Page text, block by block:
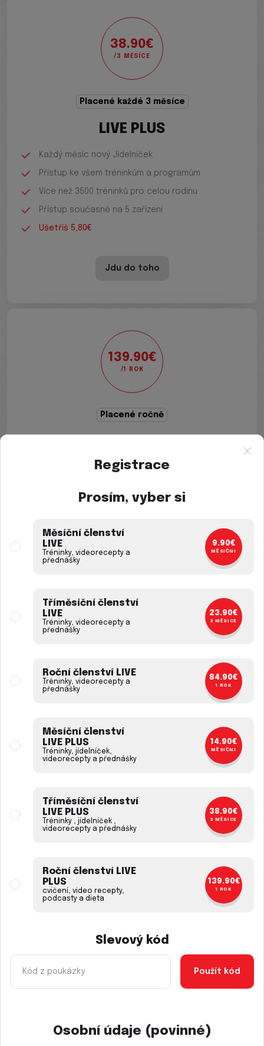
38.90€
/3 MĚSÍCE
Placené každé 3 měsíce
LIVE PLUS
Každý měsíc nový Jídelníček
Přístup ke všem tréninkům a programům
Více než 3500 tréninků pro celou rodinu
Přístup současně na 5 zařízení
Ušetříš 5,80€
Jdu do toho
139.90€
/1 ROK
Placené ročně
Každý měsíc nový Jídelníček
Více než 3500 tréninků pro celou rodinu
Ušetříš 38.90€
Bonusové programy v
ceně členství
Aplikace LIVE energy
Trénovat i bez připojení k internetu
Spárování s hodinkami
Registrace
Prosím, vyber si
Měsíční členství
LIVE
Tréninky, videorecepty a
přednášky
9.90€
MĚSÍČNÍ
Tříměsíční členství
LIVE
Tréninky, videorecepty a
přednášky
23.90€
3 MĚSÍCE
Roční členství LIVE
Tréninky, videorecepty a
přednášky
84.90€
1 ROK
Měsíční členství
LIVE PLUS
Tréninky, jídelníček,
videorecepty a přednášky
14.90€
MĚSÍČNÍ
Tříměsíční členství
LIVE PLUS
Tréninky , jídelníček ,
videorecepty a přednášky
38.90€
3 MĚSÍCE
Roční členství LIVE
PLUS
cvičení, video recepty,
podcasty a dieta
139.90€
1 ROK
Slevový kód
Použít kód
Osobní údaje (povinné)